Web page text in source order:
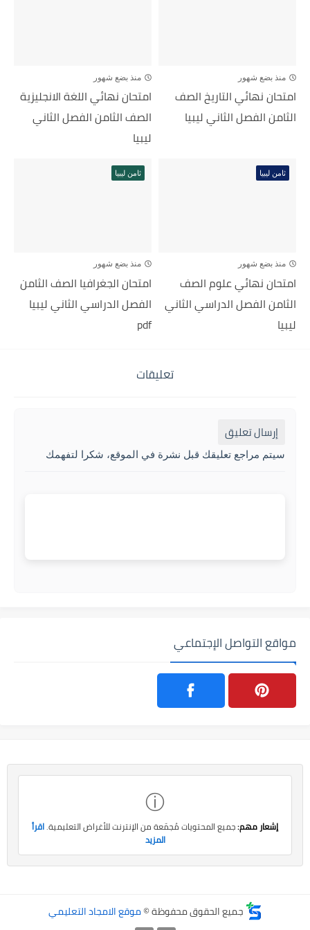
منذ بضع شهور
امتحان نهائي التاريخ الصف
الثامن الفصل الثاني ليبيا
منذ بضع شهور
امتحان نهائي اللغة الانجليزية
الصف الثامن الفصل الثاني
ليبيا
ثامن ليبيا
منذ بضع شهور
امتحان نهائي علوم الصف
الثامن الفصل الدراسي الثاني
ليبيا
ثامن ليبيا
منذ بضع شهور
امتحان الجغرافيا الصف الثامن
الفصل الدراسي الثاني ليبيا
pdf
تعليقات
إرسال تعليق
سيتم مراجع تعليقك قبل نشرة في الموقع، شكرا لتفهمك
مواقع التواصل الإجتماعي
ⓘ
إشعار مهم:جميع المحتويات مُجمّعة من الإنترنت للأغراض التعليمية.اقرأ
المزيد
جميع الحقوق محفوظة ©موقع الامجاد التعليمي